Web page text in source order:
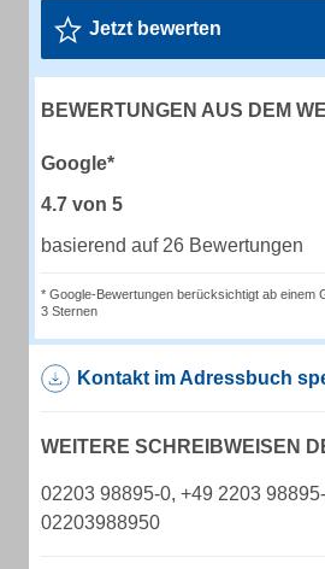
Jetzt bewerten
BEWERTUNGEN AUS DEM
Google*
4.7 von 5
basierend auf 26 Bewertungen
* Google-Bewertungen berücksichtigt ab einem
3 Sternen
Kontakt im Adressbuch
WEITERE SCHREIBWEISEN
02203 98895-0, +49 2203
02203988950